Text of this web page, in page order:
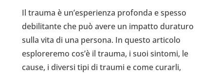
Il trauma è un’esperienza profonda e spesso
debilitante che può avere un impatto duraturo
sulla vita di una persona. In questo articolo
esploreremo cos’è il trauma, i suoi sintomi, le
cause, i diversi tipi di traumi e come curarli,